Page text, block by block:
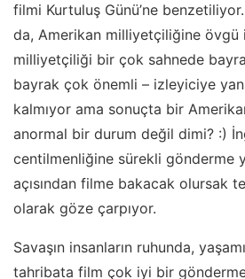
filmi Kurtuluş Günü’ne
da, Amerikan milliyetçiliğine övgü
milliyetçiliği bir çok sahnede
bayrak çok önemli – izleyiciye
kalmıyor ama sonuçta bir
anormal bir durum değil dimi? :)
centilmenliğine sürekli gönderme
açısından filme bakacak olursak
olarak göze çarpıyor.
Savaşın insanların ruhunda,
tahribata film çok iyi bir gönderme